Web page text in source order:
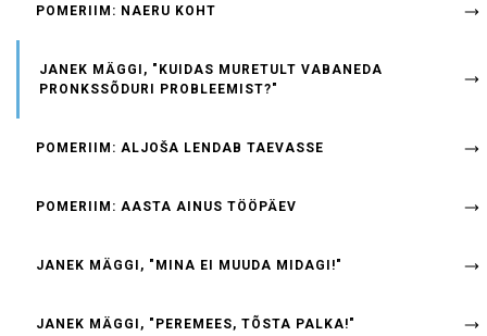
POMERIIM: NAERU KOHT
JANEK MÄGGI, "KUIDAS MURETULT VABANEDA
PRONKSSÕDURI PROBLEEMIST?"
POMERIIM: ALJOŠA LENDAB TAEVASSE
POMERIIM: AASTA AINUS TÖÖPÄEV
JANEK MÄGGI, "MINA EI MUUDA MIDAGI!"
JANEK MÄGGI, "PEREMEES, TÕSTA PALKA!"